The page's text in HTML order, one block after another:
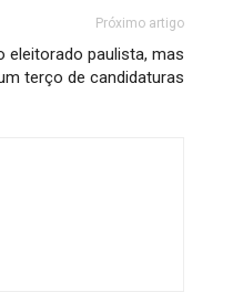
Próximo artigo
eleitorado paulista, mas
terço de candidaturas